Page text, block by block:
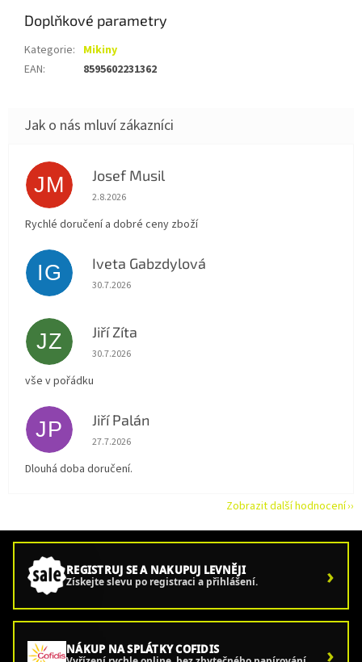
Doplňkové parametry
Kategorie: Mikiny
EAN: 8595602231362
JM Josef Musil
Hodnocení obchodu je 5 z 5 hvězdiček.
2.8.2026
Rychlé doručení a dobré ceny zboží
IG Iveta Gabzdylová
Hodnocení obchodu je 5 z 5 hvězdiček.
30.7.2026
JZ Jiří Zíta
Hodnocení obchodu je 5 z 5 hvězdiček.
30.7.2026
vše v pořádku
JP Jiří Palán
Hodnocení obchodu je 5 z 5 hvězdiček.
27.7.2026
Dlouhá doba doručení.
Zobrazit další hodnocení
REGISTRUJ SE A NAKUPUJ LEVNĚJI
Získejte slevu po registraci a přihlášení. ›
NÁKUP NA SPLÁTKY COFIDIS ›